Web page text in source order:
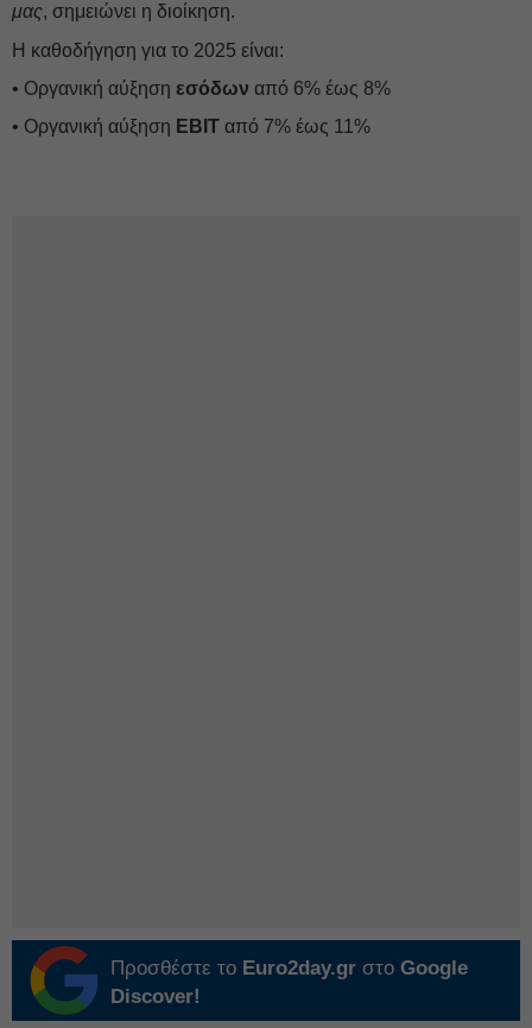
μας, σημειώνει η διοίκηση.
Η καθοδήγηση για το 2025 είναι:
• Οργανική αύξηση εσόδων από 6% έως 8%
• Οργανική αύξηση EBIT από 7% έως 11%
Προσθέστε το Euro2day.gr στο Google
Discover!